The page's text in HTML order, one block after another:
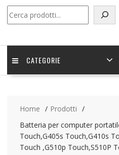
CATEGORIE
Home
Prodotti
Batteria per computer
Touch,G405s Touch,G410s
Touch ,G510p Touch,S510P